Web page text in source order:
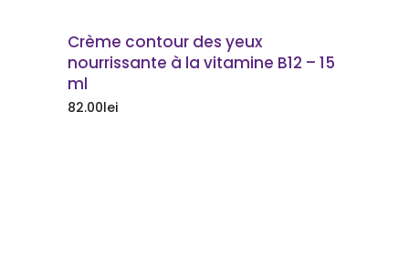
Crème contour des yeux
nourrissante à la vitamine B12 – 15
ml
82.00lei